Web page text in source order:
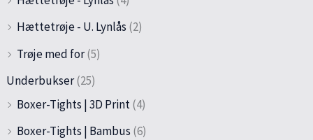
Hættetrøje - U. Lynlås (2)
Trøje med for(5)
Underbukser(25)
Boxer-Tights | 3D Print(4)
Boxer-Tights | Bambus (6)